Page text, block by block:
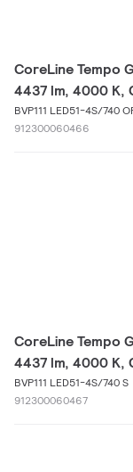
CoreLine Tempo
4437 lm, 4000 K,
BVP111 LED51-4S/740
912300060466
CoreLine Tempo
4437 lm, 4000 K,
BVP111 LED51-4S/740 S
912300060467